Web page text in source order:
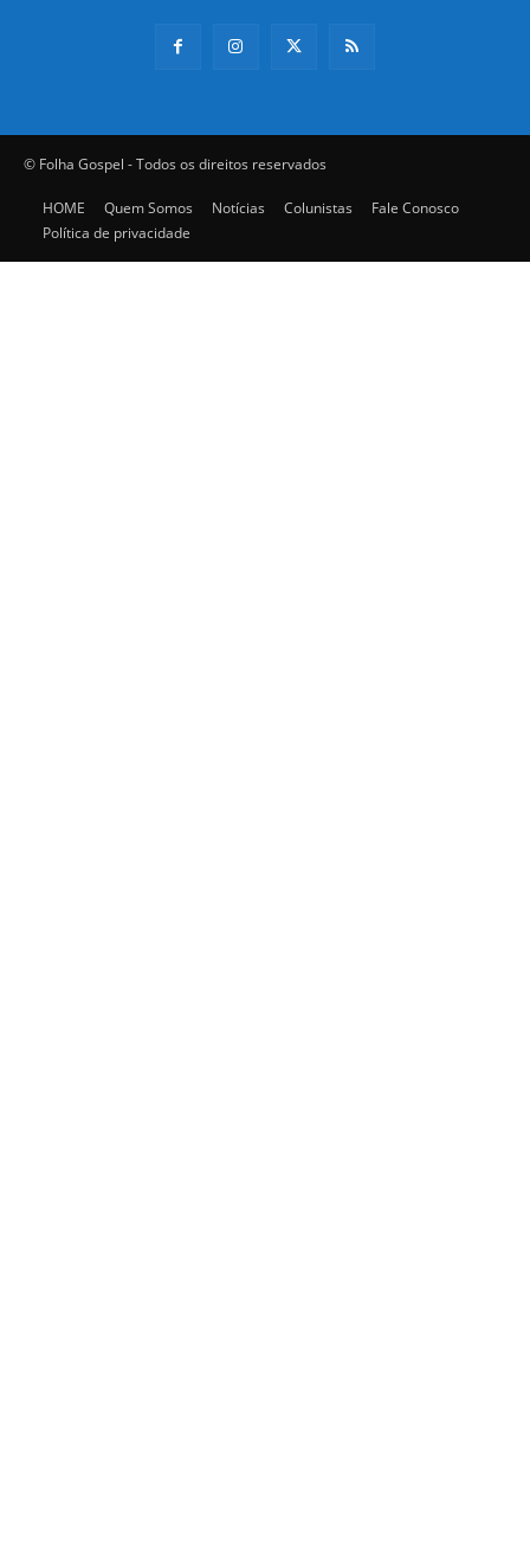
© Folha Gospel - Todos os direitos reservados
HOME Quem Somos Notícias Colunistas
Fale Conosco
Política de privacidade